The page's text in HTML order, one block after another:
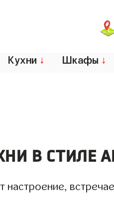
Кухни ↓ Шкафы ↓
в стиле
настроение,